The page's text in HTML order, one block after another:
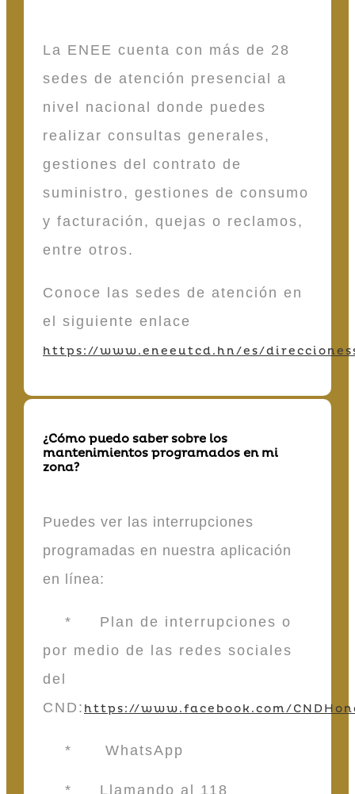
La ENEE cuenta con más de 28
sedes de atención presencial a
nivel nacional donde puedes
realizar consultas generales,
gestiones del contrato de
suministro, gestiones de consumo
y facturación, quejas o reclamos,
entre otros.
Conoce las sedes de atención en
el siguiente enlace
https://www.eneeutcd.hn/es/
¿Cómo puedo saber sobre los
mantenimientos programados en mi
zona?
Puedes ver las interrupciones
programadas en nuestra aplicación
en línea:
* Plan de interrupciones o
por medio de las redes sociales
del
CND: https://www.facebook.com/
* WhatsApp
* Llamando al 118